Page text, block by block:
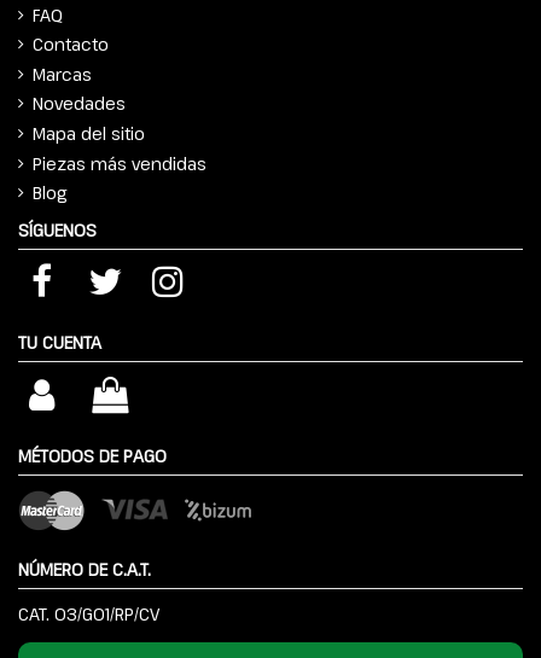
FAQ
Contacto
Marcas
Novedades
Mapa del sitio
Piezas más vendidas
Blog
SÍGUENOS
TU CUENTA
MÉTODOS DE PAGO
NÚMERO DE C.A.T.
CAT. 03/G01/RP/CV